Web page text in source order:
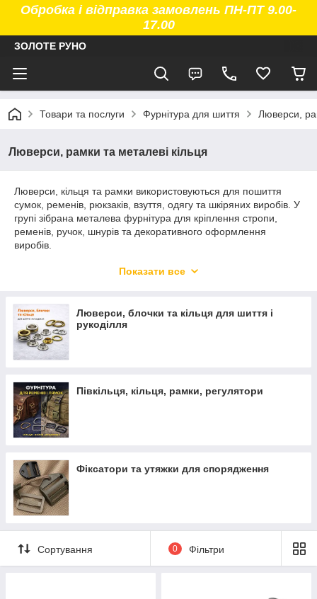
Обробка і відправка замовлень ПН-ПТ 9.00-
17.00
ЗОЛОТЕ РУНО
Товари та послуги Фурнітура для шиття Люверси,
Люверси, рамки та металеві кільця
Люверси, кільця та рамки використовуються для пошиття
сумок, ременів, рюкзаків, взуття, одягу та шкіряних виробів. У
групі зібрана металева фурнітура для кріплення стропи,
ременів, ручок, шнурів та декоративного оформлення
виробів.
регулятори різних розмірів і типів для роботи зі шкірою,
Категорія підходить для ательє, майстерень, виробництва
галантереї, рюкзаків та handmade-виробів.
Показати все
Люверси, блочки та кільця для шиття і
рукоділля
Півкільця, кільця, рамки, регулятори
Фіксатори та утяжки для спорядження
Сортування 0 Фільтри